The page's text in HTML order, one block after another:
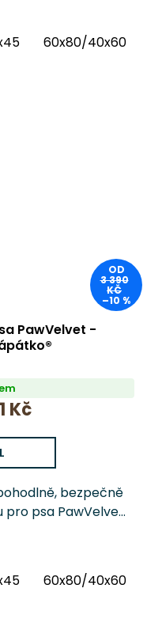
látku...
60x80/40x60
OD
3 390
KČ
–10 %
PawVelvet -
Kč
bezpečně
pro psa PawVelvet
60x80/40x60